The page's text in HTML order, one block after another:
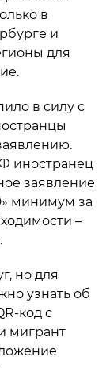
в
и
для
в силу с
иностранец
заявление
минимум за
–
но для
узнать об
код с
мигрант